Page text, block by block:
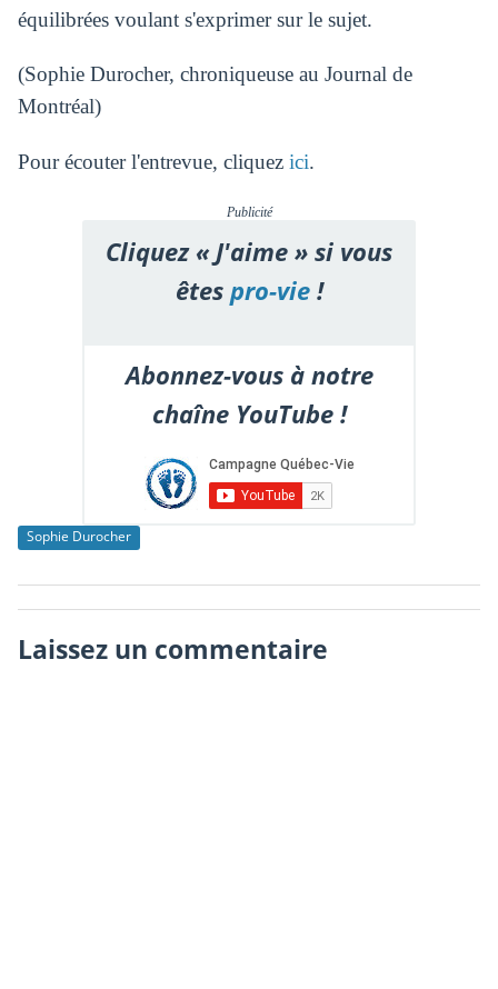
équilibrées voulant s'exprimer sur le sujet.
(Sophie Durocher, chroniqueuse au Journal de
Montréal)
Pour écouter l'entrevue, cliquez ici.
Publicité
Cliquez « J'aime » si vous
êtespro-vie!
Abonnez-vous à notre
chaîne YouTube !
Sophie Durocher
Laissez un commentaire